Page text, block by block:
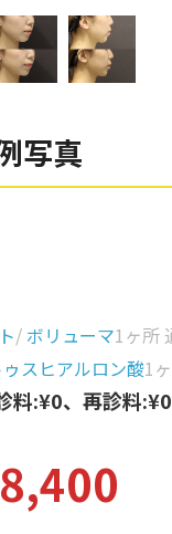
写真
/ ボリューマ1ヶ所
ゥスヒアルロン酸1
料:¥0、再診料:¥0